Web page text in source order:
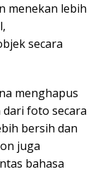
menekan lebih
secara
menghapus
foto secara
bersih dan
juga
bahasa